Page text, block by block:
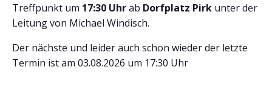
Treffpunkt um 17:30 Uhrab Dorfplatz Pirk unter der
Leitung von Michael Windisch.
Der nächste und leider auch schon wieder der letzte
Termin ist am 03.08.2026 um 17:30 Uhr